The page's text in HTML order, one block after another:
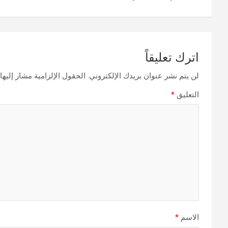
اترك تعليقاً
لن يتم نشر عنوان بريدك الإلكتروني. الحقول الإلزامية مشار
التعليق *
الاسم *